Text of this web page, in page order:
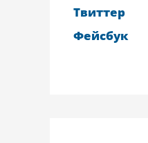
Твиттер
Фейсбук